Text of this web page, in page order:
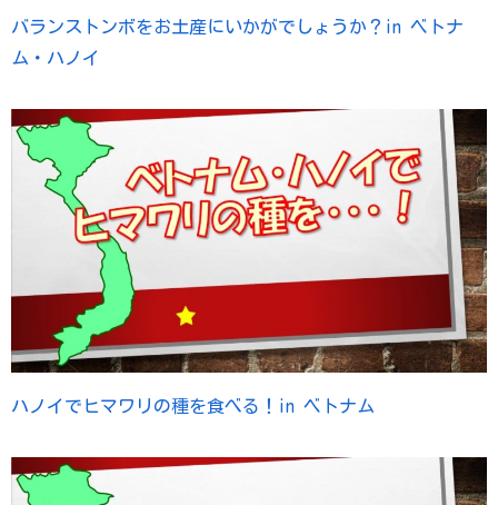
バランストンボをお土産にいかがでしょうか？in ベトナ
ム・ハノイ
ハノイでヒマワリの種を食べる！in ベトナム